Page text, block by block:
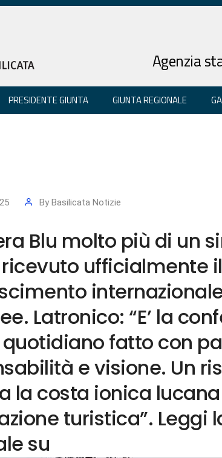
Agenzia
PRESIDENTE GIUNTA GIUNTA REGIONALE
By Basilicata Notizie
Blu molto più di un
ricevuto ufficialmente
Latronico: “E’ la
fatto con
e visione. Un
la costa ionica
turistica”. Leggi
su